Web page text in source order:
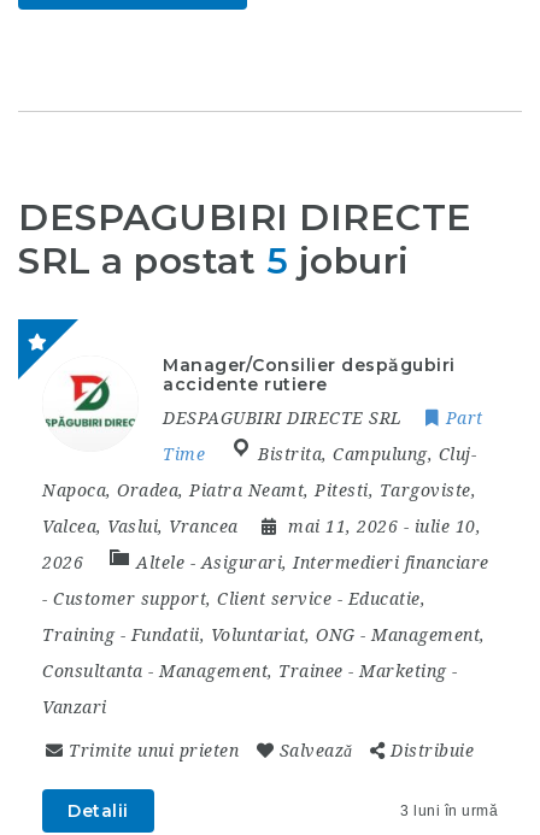
DESPAGUBIRI DIRECTE
SRL a postat 5 joburi
Manager/Consilier despăgubiri
accidente rutiere
DESPAGUBIRI DIRECTE SRL
Part
Time
Bistrita, Campulung, Cluj-
Napoca, Oradea,Piatra Neamt,Pitesti, Targoviste,
Valcea, Vaslui, Vrancea mai 11, 2026 - iulie 10,
2026
Altele -Asigurari, Intermedieri financiare
- Customer support, Client service -Educatie,
Training-Fundatii, Voluntariat, ONG -Management,
Consultanta -Management, Trainee -Marketing-
Vanzari
Trimite unui prieten Salvează Distribuie
Detalii 3 luni în urmă